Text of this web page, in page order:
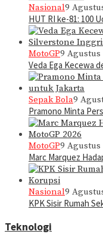
Nasional9
HUT RI ke-81: 100
MotoGP9 Agustus
Veda Ega Kecewa
Sepak Bola9
Pramono Minta
MotoGP9 Agustus
Marc Marquez
Nasional9
KPK Sisir Rumah
Teknologi